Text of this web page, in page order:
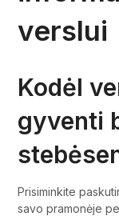
verslui
Kodėl
gyventi
Prisiminkite
savo pramonėje